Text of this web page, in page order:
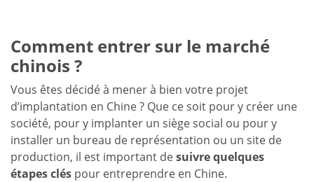
Comment entrer sur le marché
chinois ?
Vous êtes décidé à mener à bien votre projet
d’implantation en Chine ? Que ce soit pour y créer une
société, pour y implanter un siège social ou pour y
installer un bureau de représentation ou un site de
production, il est important desuivre quelques
étapes clés pour entreprendre en Chine.